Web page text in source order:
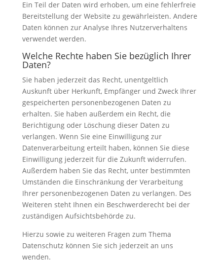
Ein Teil der Daten wird erhoben, um eine fehlerfreie
Bereitstellung der Website zu gewährleisten. Andere
Daten können zur Analyse Ihres Nutzerverhaltens
verwendet werden.
Welche Rechte haben Sie bezüglich Ihrer
Daten?
Sie haben jederzeit das Recht, unentgeltlich
Auskunft über Herkunft, Empfänger und Zweck Ihrer
gespeicherten personenbezogenen Daten zu
erhalten. Sie haben außerdem ein Recht, die
Berichtigung oder Löschung dieser Daten zu
verlangen. Wenn Sie eine Einwilligung zur
Datenverarbeitung erteilt haben, können Sie diese
Einwilligung jederzeit für die Zukunft widerrufen.
Außerdem haben Sie das Recht, unter bestimmten
Umständen die Einschränkung der Verarbeitung
Ihrer personenbezogenen Daten zu verlangen. Des
Weiteren steht Ihnen ein Beschwerderecht bei der
zuständigen Aufsichtsbehörde zu.
Hierzu sowie zu weiteren Fragen zum Thema
Datenschutz können Sie sich jederzeit an uns
wenden.